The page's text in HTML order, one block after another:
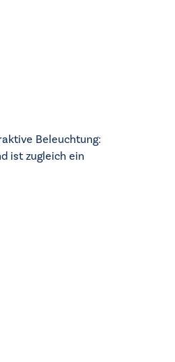
Beleuchtung:
ist zugleich ein